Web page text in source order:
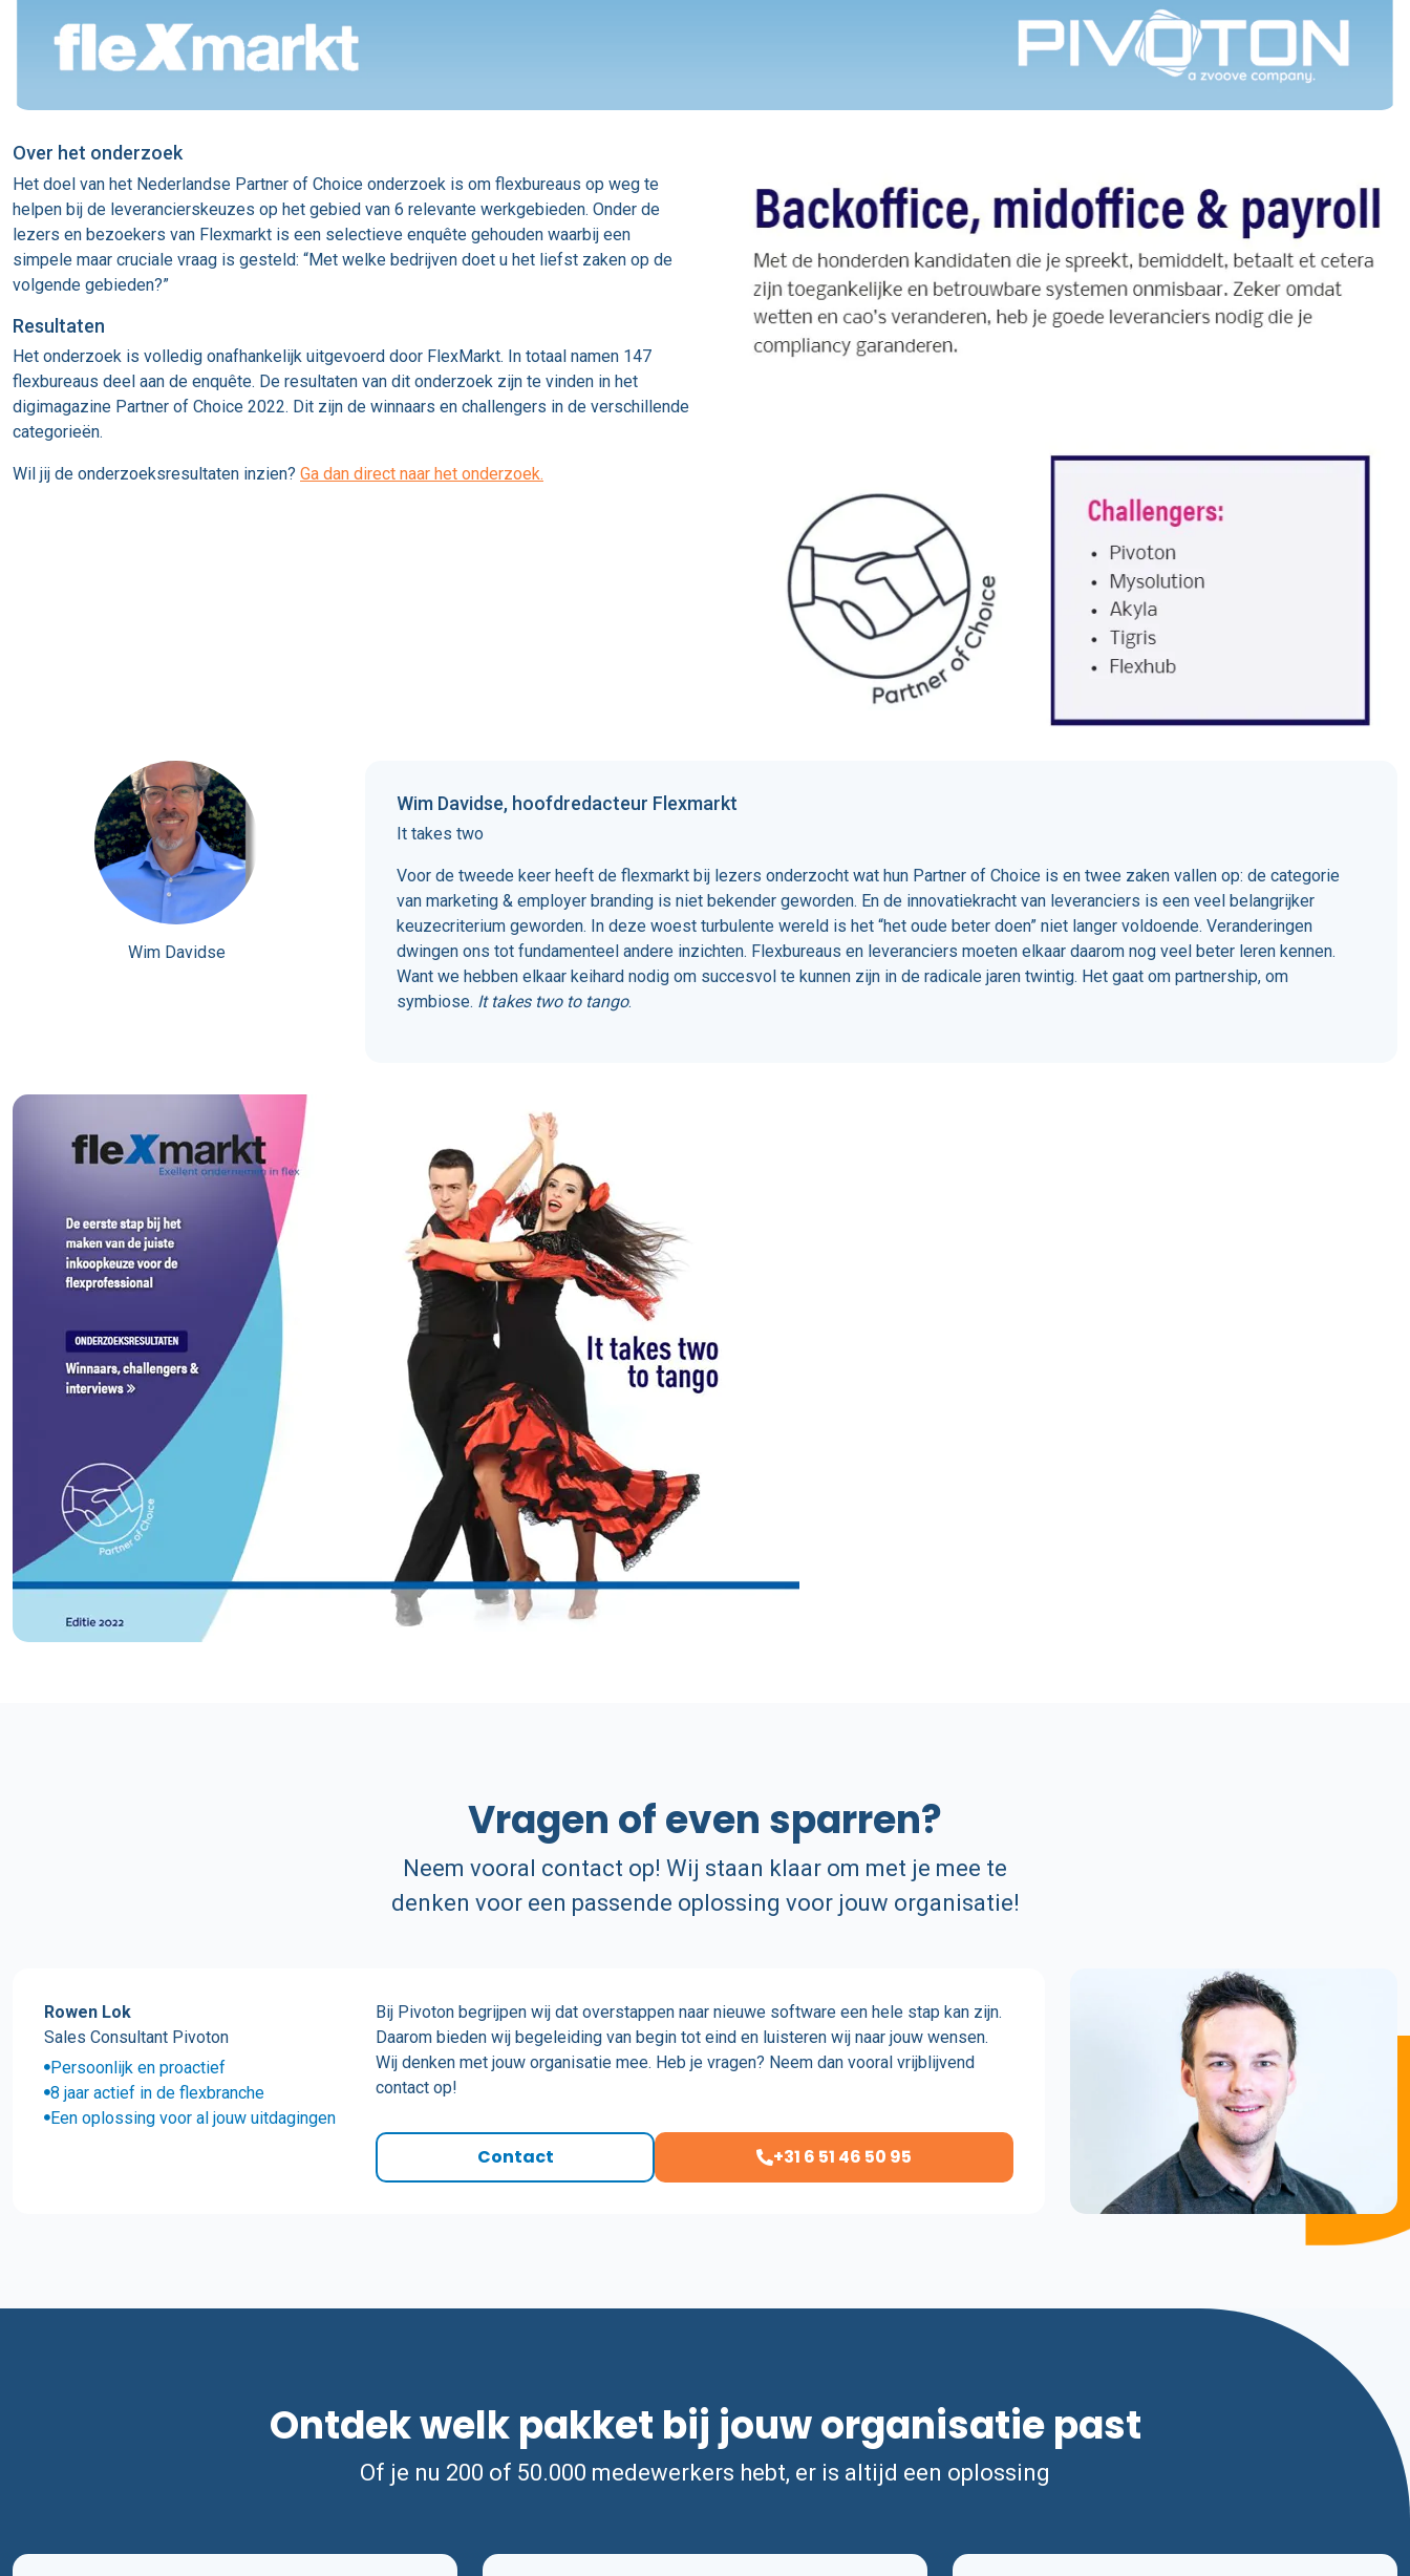
Over het onderzoek
Het doel van het Nederlandse Partner of Choice onderzoek is om flexbureaus op weg te
helpen bij de leverancierskeuzes op het gebied van 6 relevante werkgebieden. Onder de
lezers en bezoekers van Flexmarkt is een selectieve enquête gehouden waarbij een
simpele maar cruciale vraag is gesteld: “Met welke bedrijven doet u het liefst zaken op de
volgende gebieden?”
Resultaten
Het onderzoek is volledig onafhankelijk uitgevoerd door FlexMarkt. In totaal namen 147
flexbureaus deel aan de enquête. De resultaten van dit onderzoek zijn te vinden in het
digimagazine Partner of Choice 2022. Dit zijn de winnaars en challengers in de verschillende
categorieën.
Wil jij de onderzoeksresultaten inzien? Ga dan direct naar het onderzoek.
Wim Davidse, hoofdredacteur Flexmarkt
It takes two
Voor de tweede keer heeft de flexmarkt bij lezers onderzocht wat hun Partner of Choice is en twee zaken vallen op: de categorie
van marketing & employer branding is niet bekender geworden. En de innovatiekracht van leveranciers is een veel belangrijker
keuzecriterium geworden. In deze woest turbulente wereld is het “het oude beter doen” niet langer voldoende. Veranderingen
dwingen ons tot fundamenteel andere inzichten. Flexbureaus en leveranciers moeten elkaar daarom nog veel beter leren kennen.
Want we hebben elkaar keihard nodig om succesvol te kunnen zijn in de radicale jaren twintig. Het gaat om partnership, om
symbiose. It takes two to tango.
Wim Davidse
Vragen of even sparren?
Neem vooral contact op! Wij staan klaar om met je mee te
denken voor een passende oplossing voor jouw organisatie!
Rowen Lok
Sales Consultant Pivoton
Persoonlijk en proactief
8 jaar actief in de flexbranche
Een oplossing voor al jouw uitdagingen
Bij Pivoton begrijpen wij dat overstappen naar nieuwe software een hele stap kan zijn.
Daarom bieden wij begeleiding van begin tot eind en luisteren wij naar jouw wensen.
Wij denken met jouw organisatie mee. Heb je vragen? Neem dan vooral vrijblijvend
contact op!
Contact +31 6 51 46 50 95
Ontdek welk pakket bij jouw organisatie past
Of je nu 200 of 50.000 medewerkers hebt, er is altijd een oplossing